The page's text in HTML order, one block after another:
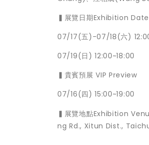
▍展覽日期Exhibition Date
07/17(五)-07/18(六)
07/19(日) 12:00~18:00
▍貴賓預展 VIP Preview
07/16(四) 15:00~19:00
▍展覽地點Exhibition
ng Rd., Xitun Dist.,